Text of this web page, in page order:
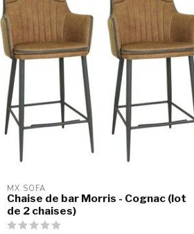
MX SOFA
Chaise de bar Morris - Cognac (lot
de 2 chaises)